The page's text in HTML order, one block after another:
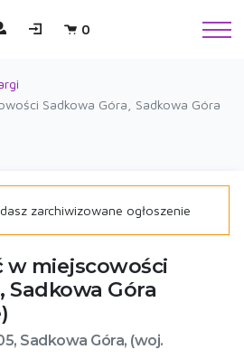
0
Sadkowa Góra, Sadkowa Góra
zarchiwizowane ogłoszenie
w miejscowości
Sadkowa Góra
Sadkowa Góra, (woj.